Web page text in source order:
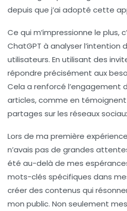
depuis que j’ai adopté cette
Ce qui m’impressionne le plus,
ChatGPT à analyser l’intention
utilisateurs. En utilisant des
répondre précisément aux
Cela a renforcé l’engagement
articles, comme en
partages sur les réseaux
Lors de ma première
n’avais pas de grandes
été au-delà de mes
mots-clés spécifiques dans
créer des contenus qui
mon public. Non seulement